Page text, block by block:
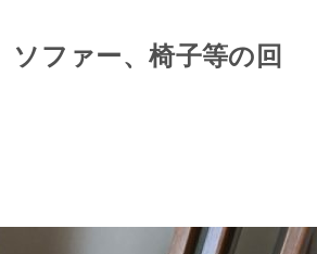
ソファー、椅子等の回